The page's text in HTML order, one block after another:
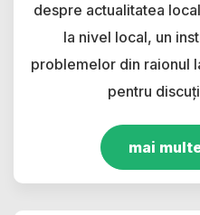
despre actualitatea
la nivel local, un
problemelor din raionul
pentru
mai